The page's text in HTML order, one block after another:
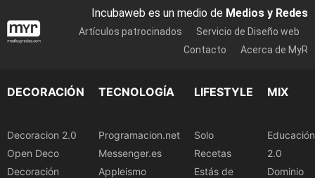
Incubaweb es un medio de Medios y Redes
Artículos patrocinados
Servicio de Diseño web
Contacto
Acerca de MyR
DECORACIÓN
Decoracion 2.0
Open Deco
Decoración
TECNOLOGÍA
Programacion.net
Messenger.es
Appleismo
LIFESTYLE
Solo
Recetas
Estás de
MIX
Educación
2.0
Dominio